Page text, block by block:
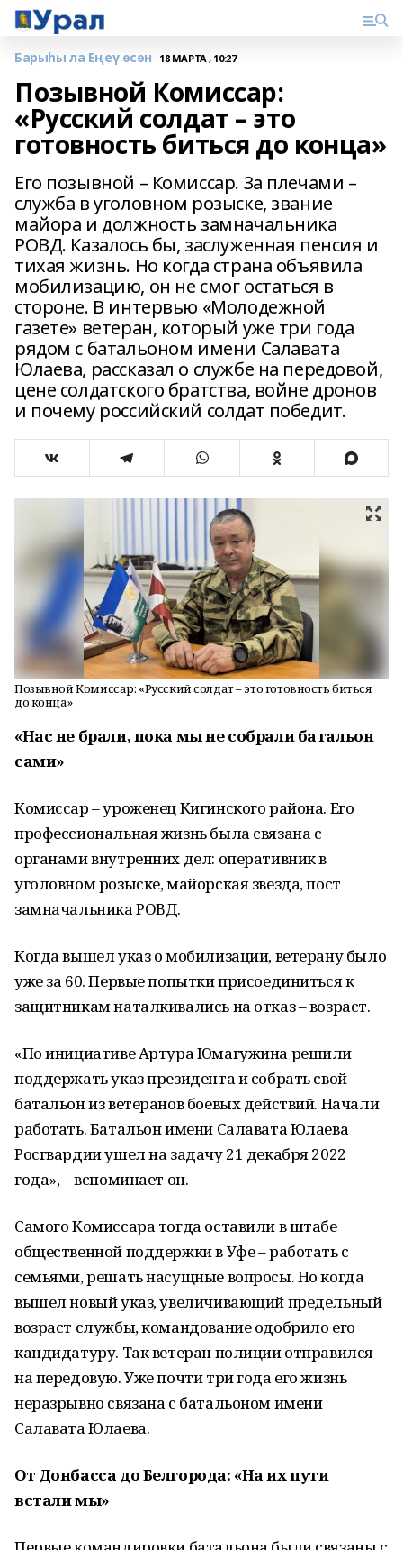
Барыһы ла Еңеү өсөн 18 МАРТА , 10:27
Позывной Комиссар:
«Русский солдат – это
готовность биться до конца»
Его позывной – Комиссар. За плечами –
служба в уголовном розыске, звание
майора и должность замначальника
РОВД. Казалось бы, заслуженная пенсия и
тихая жизнь. Но когда страна объявила
мобилизацию, он не смог остаться в
стороне. В интервью «Молодежной
газете» ветеран, который уже три года
рядом с батальоном имени Салавата
Юлаева, рассказал о службе на передовой,
цене солдатского братства, войне дронов
и почему российский солдат победит.
Позывной Комиссар: «Русский солдат – это готовность биться
до конца»
«Нас не брали, пока мы не собрали батальон
сами»
Комиссар – уроженец Кигинского района. Его
профессиональная жизнь была связана с
органами внутренних дел: оперативник в
уголовном розыске, майорская звезда, пост
замначальника РОВД.
Когда вышел указ о мобилизации, ветерану было
уже за 60. Первые попытки присоединиться к
защитникам наталкивались на отказ – возраст.
«По инициативе Артура Юмагужина решили
поддержать указ президента и собрать свой
батальон из ветеранов боевых действий. Начали
работать. Батальон имени Салавата Юлаева
Росгвардии ушел на задачу 21 декабря 2022
года», – вспоминает он.
Самого Комиссара тогда оставили в штабе
общественной поддержки в Уфе – работать с
семьями, решать насущные вопросы. Но когда
вышел новый указ, увеличивающий предельный
возраст службы, командование одобрило его
кандидатуру. Так ветеран полиции отправился
на передовую. Уже почти три года его жизнь
неразрывно связана с батальоном имени
Салавата Юлаева.
От Донбасса до Белгорода: «На их пути
встали мы»